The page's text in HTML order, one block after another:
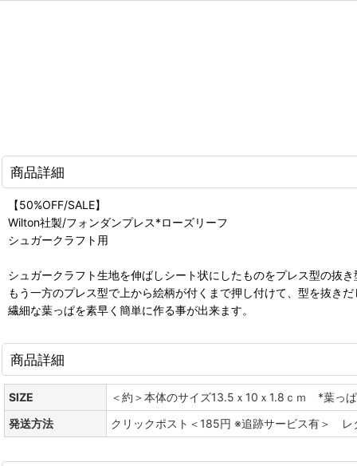
商品詳細
【50%OFF/SALE】
Wilton社製/フォンダンプレス*ローズリーフ
シュガークラフト用
シュガークラフト生地を伸ばしシート状にしたものをプレス型の抜
もう一方のプレス型で上から絵柄が付くまで押し付けて、型を抜き
繊細な葉っぱを素早く簡単に作る事が出来ます。
商品詳細
SIZE
＜約＞本体のサイズ13.5ｘ10ｘ1.8ｃｍ *葉っ
発送方法
クリックポスト＜185円 ※追跡サービス有＞